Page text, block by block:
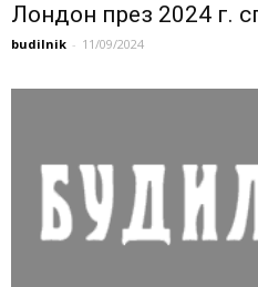
Лондон през 2024 г.
budilnik - 11/09/2024